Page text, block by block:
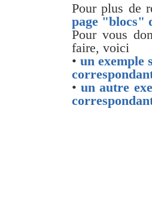
Pour plus de
page "blocs"
Pour vous
faire, voici
• un exemple
•un autre